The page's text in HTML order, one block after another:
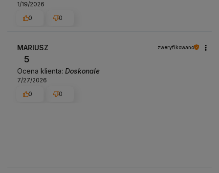
1/19/2026
0
0
MARIUSZ zweryfikowano
5
Ocena klienta: Doskonale
7/27/2026
0
0